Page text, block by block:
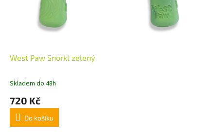
West Paw Snorkl zelený
Skladem do 48h
720 Kč
Do košíku